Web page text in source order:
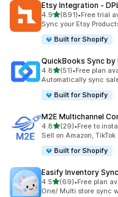
Etsy Integration ‑
4.9เต็ม 5 ดาว
(891)
ทั้งหมด 891 รีวิว
•Free trial
Sync your Etsy
Built for Shopify
QuickBooks Sync by
4.8เต็ม 5 ดาว
(51)
ทั้งหมด 51 รีวิว
•Free plan
Automatically sync
Built for Shopify
M2E Multichannel
4.8เต็ม 5 ดาว
(29)
ทั้งหมด 29 รีวิว
•Free to
Sell on Amazon,
Built for Shopify
Easify Inventory Sync
4.5เต็ม 5 ดาว
(69)
ทั้งหมด 69 รีวิว
•Free plan
One/ Multi store sync